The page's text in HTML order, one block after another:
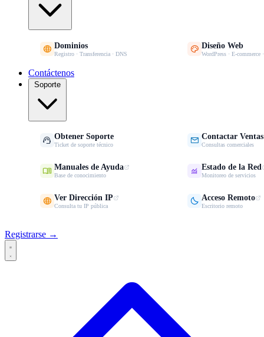
 Dominios
Registro · Transferencia · DNS  Diseño Web
WordPress · E-commerce
Contáctenos
Soporte
 Obtener Soporte
Ticket de soporte técnico  Contactar Ventas
Consultas comerciales
 Manuales de Ayuda
Base de conocimiento  Estado de la Red
Monitoreo de servicios
 Ver Dirección IP
Consulta tu IP pública  Acceso Remoto
Escritorio remoto
Registrarse →